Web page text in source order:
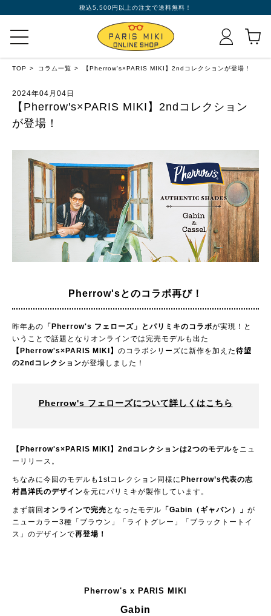
税込5,500円以上の注文で送料無料！
TOP コラム一覧 【Pherrow's×PARIS MIKI】2ndコレクションが登場！
2024年04月04日
【Pherrow's×PARIS MIKI】2ndコレクション
が登場！
Pherrow'sとのコラボ再び！
昨年あの 「Pherrow's フェローズ」とパリミキのコラボが実現！と
いうことで話題となりオンラインでは完売モデルも出た
【Pherrow's×PARIS MIKI】 のコラボシリーズに新作を加えた待望
の2ndコレクションが登場しました！
Pherrow's フェローズについて詳しくはこちら
【Pherrow's×PARIS MIKI】2ndコレクションは2つのモデルをニュ
ーリリース。
ちなみに今回のモデルも1stコレクション同様に Pherrow’s代表の志
村昌洋氏のデザインを元にパリミキが製作しています。
まず前回 オンラインで完売 となったモデル 「Gabin（ギャバン）」 が
ニューカラー3種「ブラウン」「ライトグレー」「ブラックトートイ
ス」のデザインで再登場！
Pherrow's x PARIS MIKI
Gabin